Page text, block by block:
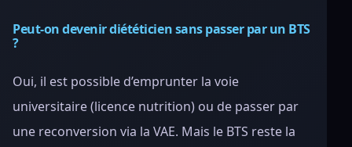
Peut-on devenir diététicien sans passer par un BTS
?
Oui, il est possible d’emprunter la voie
universitaire (licence nutrition) ou de passer par
une reconversion via la VAE. Mais le BTS reste la